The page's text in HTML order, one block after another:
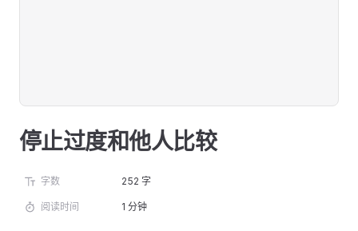
停止过度和他人比较
字数 252 字
阅读时间 1 分钟